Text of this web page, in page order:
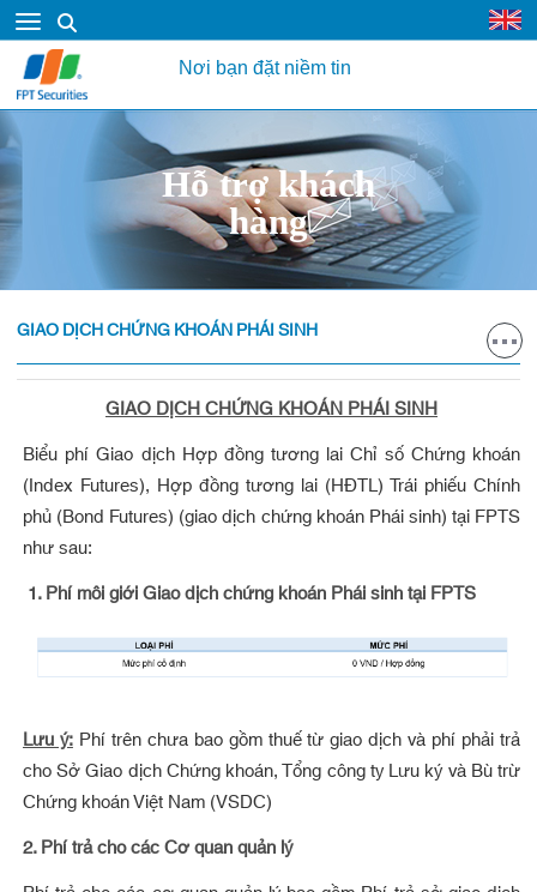
Nơi bạn đặt niềm tin
Hỗ trợ khách
hàng
GIAO DỊCH CHỨNG KHOÁN PHÁI SINH
GIAO DỊCH CHỨNG KHOÁN PHÁI SINH
Biểu phí Giao dịch Hợp đồng tương lai Chỉ số Chứng khoán
(Index Futures), Hợp đồng tương lai (HĐTL) Trái phiếu Chính
phủ (Bond Futures) (giao dịch chứng khoán Phái sinh) tại FPTS
như sau:
1.Phí môi giới Giao dịch chứng khoán Phái sinh tại FPTS
Lưu ý:Phí trên chưa bao gồm thuế từ giao dịch và phí phải trả
cho Sở Giao dịch Chứng khoán, Tổng công ty Lưu ký và Bù trừ
Chứng khoán Việt Nam (VSDC)
2. Phí trả cho các Cơ quan quản lý